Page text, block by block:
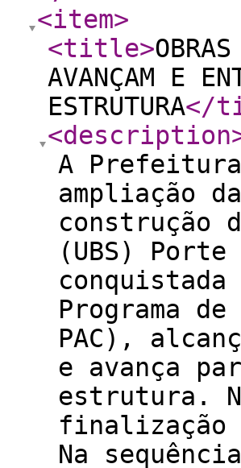
<item>
<title>
AVANÇAM E
ESTRUTURA</
<description
A Prefeitura
ampliação
construção
(UBS)
Programa
PAC),
e avança
estrutura.
finalização
Na